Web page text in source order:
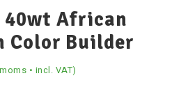
African
Color Builder
• incl. VAT)